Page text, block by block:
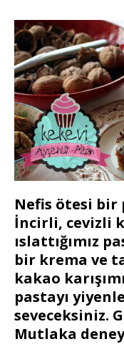
Nefis ötesi bir
İncirli, cevizli
ıslattığımız
bir krema ve
kakao
pastayı
seveceksiniz.
Mutlaka